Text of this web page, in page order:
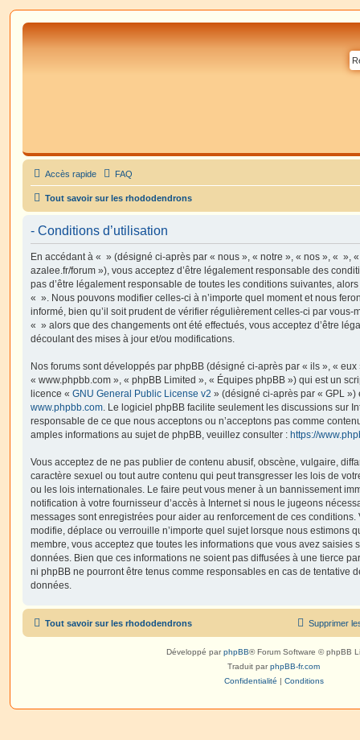
Accès rapide FAQ
Tout savoir sur les rhododendrons
- Conditions d’utilisation
En accédant à « » (désigné ci-après par « nous », « notre », « nos », « »,
azalee.fr/forum »), vous acceptez d’être légalement responsable des
pas d’être légalement responsable de toutes les conditions suivantes,
« ». Nous pouvons modifier celles-ci à n’importe quel moment et nous
informé, bien qu’il soit prudent de vérifier régulièrement celles-ci par vous-
« » alors que des changements ont été effectués, vous acceptez d’être
découlant des mises à jour et/ou modifications.
Nos forums sont développés par phpBB (désigné ci-après par « ils », «
« www.phpbb.com », « phpBB Limited », « Équipes phpBB ») qui est un
licence « GNU General Public License v2 » (désigné ci-après par « GPL
www.phpbb.com. Le logiciel phpBB facilite seulement les discussions sur
responsable de ce que nous acceptons ou n’acceptons pas comme
amples informations au sujet de phpBB, veuillez consulter : https://
Vous acceptez de ne pas publier de contenu abusif, obscène, vulgaire,
caractère sexuel ou tout autre contenu qui peut transgresser les lois de
ou les lois internationales. Le faire peut vous mener à un bannissement
notification à votre fournisseur d’accès à Internet si nous le jugeons
messages sont enregistrées pour aider au renforcement de ces
modifie, déplace ou verrouille n’importe quel sujet lorsque nous estimons
membre, vous acceptez que toutes les informations que vous avez saisies
données. Bien que ces informations ne soient pas diffusées à une tierce
ni phpBB ne pourront être tenus comme responsables en cas de tentative
données.
Tout savoir sur les rhododendrons Supprimer
Développé parphpBB® Forum Software © phpBB
Traduit parphpBB-fr.com
Confidentialité | Conditions